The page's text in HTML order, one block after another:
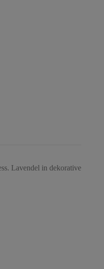
Lavendel in dekorative